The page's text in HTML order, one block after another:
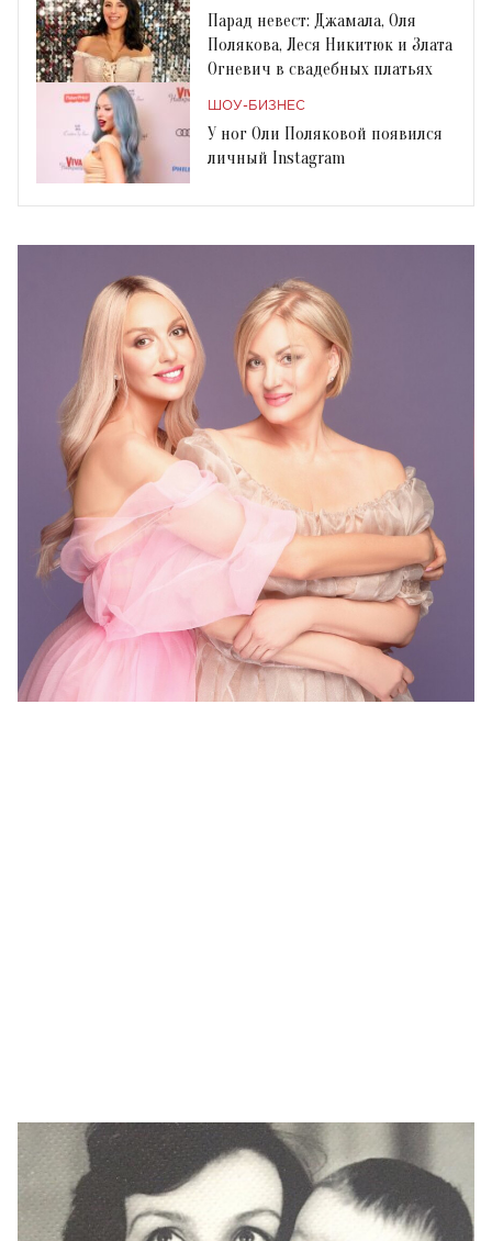
Парад невест: Джамала, Оля
Полякова, Леся Никитюк и Злата
Огневич в свадебных платьях
ШОУ-БИЗНЕС
У ног Оли Поляковой появился
личный Instagram